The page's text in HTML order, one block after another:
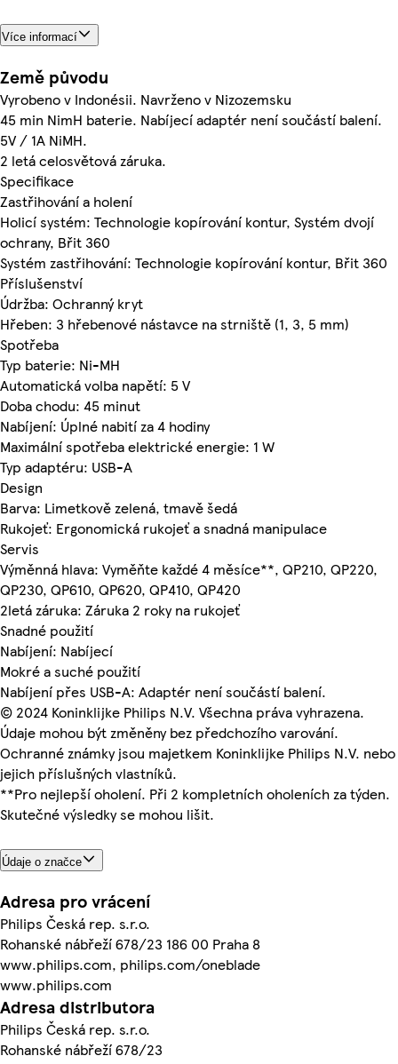
Více informací
Země původu
Vyrobeno v Indonésii. Navrženo v Nizozemsku
45 min NimH baterie. Nabíjecí adaptér není součástí balení.
5V / 1A NiMH.
2 letá celosvětová záruka.
Specifikace
Zastřihování a holení
Holicí systém: Technologie kopírování kontur, Systém dvojí
ochrany, Břit 360
Systém zastřihování: Technologie kopírování kontur, Břit 360
Příslušenství
Údržba: Ochranný kryt
Hřeben: 3 hřebenové nástavce na strniště (1, 3, 5 mm)
Spotřeba
Typ baterie: Ni-MH
Automatická volba napětí: 5 V
Doba chodu: 45 minut
Nabíjení: Úplné nabití za 4 hodiny
Maximální spotřeba elektrické energie: 1 W
Typ adaptéru: USB-A
Design
Barva: Limetkově zelená, tmavě šedá
Rukojeť: Ergonomická rukojeť a snadná manipulace
Servis
Výměnná hlava: Vyměňte každé 4 měsíce**, QP210, QP220,
QP230, QP610, QP620, QP410, QP420
2letá záruka: Záruka 2 roky na rukojeť
Snadné použití
Nabíjení: Nabíjecí
Mokré a suché použití
Nabíjení přes USB-A: Adaptér není součástí balení.
© 2024 Koninklijke Philips N.V. Všechna práva vyhrazena.
Údaje mohou být změněny bez předchozího varování.
Ochranné známky jsou majetkem Koninklijke Philips N.V. nebo
jejich příslušných vlastníků.
**Pro nejlepší oholení. Při 2 kompletních oholeních za týden.
Skutečné výsledky se mohou lišit.
Údaje o značce
Adresa pro vrácení
Philips Česká rep. s.r.o.
Rohanské nábřeží 678/23 186 00 Praha 8
www.philips.com, philips.com/oneblade
www.philips.com
Adresa distributora
Philips Česká rep. s.r.o.
Rohanské nábřeží 678/23